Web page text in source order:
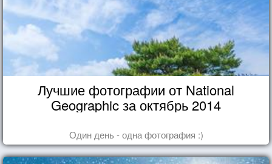
Лучшие фотографии от National
Geographic за октябрь 2014
Один день - одна фотография :)